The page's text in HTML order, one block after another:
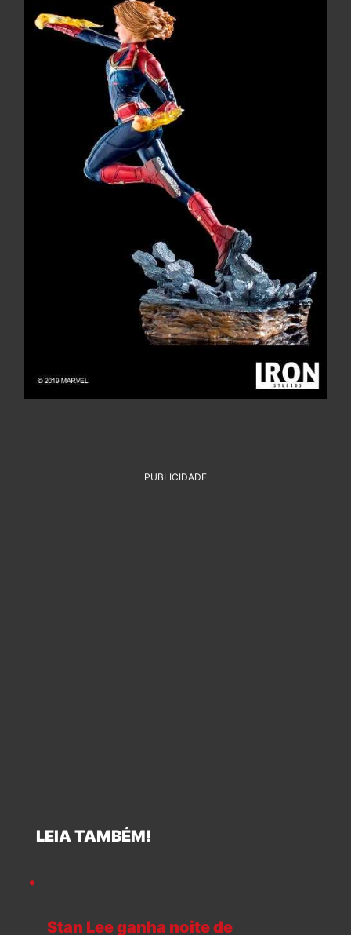
PUBLICIDADE
LEIA TAMBÉM!
Stan Lee ganha noite de